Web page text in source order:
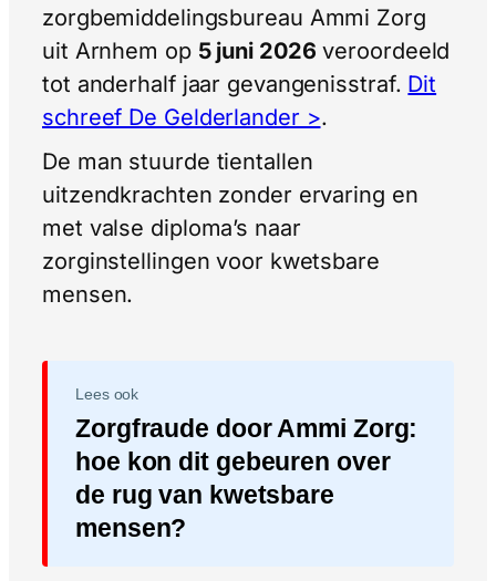
zorgbemiddelingsbureau Ammi Zorg
uit Arnhem op 5 juni 2026 veroordeeld
tot anderhalf jaar gevangenisstraf. Dit
schreef De Gelderlander >.
De man stuurde tientallen
uitzendkrachten zonder ervaring en
met valse diploma’s naar
zorginstellingen voor kwetsbare
mensen.
Lees ook
Zorgfraude door Ammi Zorg:
hoe kon dit gebeuren over
de rug van kwetsbare
mensen?